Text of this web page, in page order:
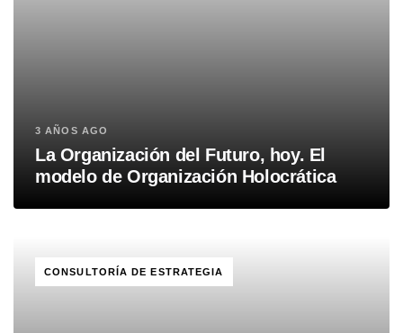
3 AÑOS AGO
La Organización del Futuro, hoy. El
modelo de Organización Holocrática
CONSULTORÍA DE ESTRATEGIA